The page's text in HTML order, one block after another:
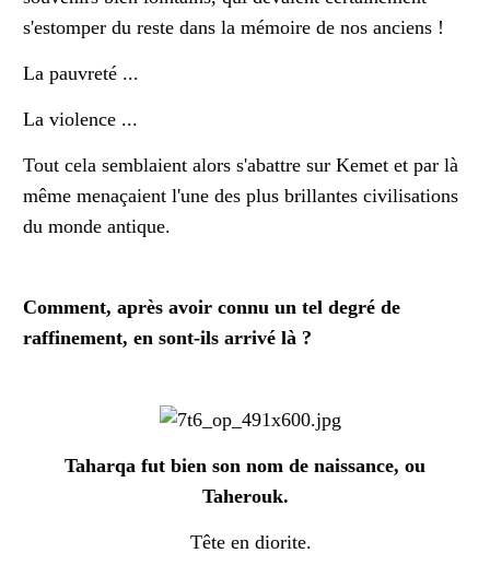
s'estomper du reste dans la mémoire de nos anciens !
La pauvreté ...
La violence ...
Tout cela semblaient alors s'abattre sur Kemet et par là
même menaçaient l'une des plus brillantes civilisations
du monde antique.
Comment, après avoir connu un tel degré de
raffinement, en sont-ils arrivé là ?
Taharqa fut bien son nom de naissance, ou
Taherouk.
Tête en diorite.